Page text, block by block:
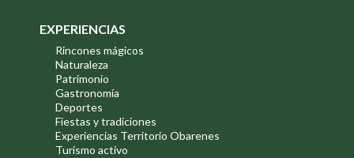
EXPERIENCIAS
Rincones mágicos
Naturaleza
Patrimonio
Gastronomía
Deportes
Fiestas y tradiciones
Experiencias Territorio Obarenes
Turismo activo